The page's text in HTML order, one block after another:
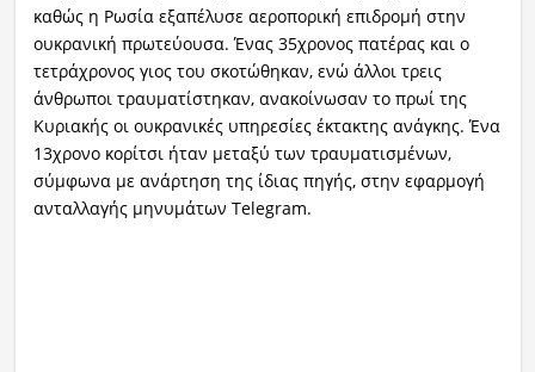
καθώς η Ρωσία εξαπέλυσε αεροπορική επιδρομή στην
ουκρανική πρωτεύουσα. Ένας 35χρονος πατέρας και o
τετράχρονος γιος του σκοτώθηκαν, ενώ άλλοι τρεις
άνθρωποι τραυματίστηκαν, ανακοίνωσαν το πρωί της
Κυριακής οι ουκρανικές υπηρεσίες έκτακτης ανάγκης. Ένα
13χρονο κορίτσι ήταν μεταξύ των τραυματισμένων,
σύμφωνα με ανάρτηση της ίδιας πηγής, στην εφαρμογή
ανταλλαγής μηνυμάτων Telegram.